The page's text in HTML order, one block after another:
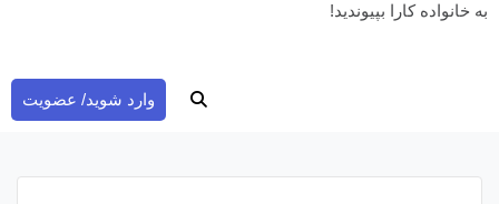
به خانواده کارا بپیوندید!
وارد شوید/ عضویت